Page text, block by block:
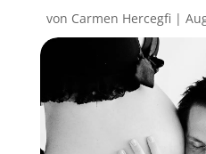
von Carmen Hercegfi |